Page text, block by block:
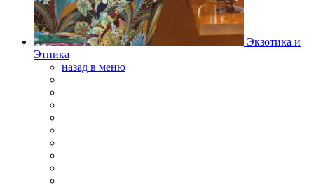
Экзотика и
Этника
назад в меню